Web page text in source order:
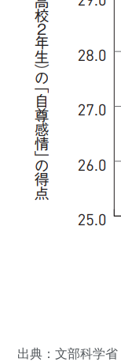
出典：文部科学